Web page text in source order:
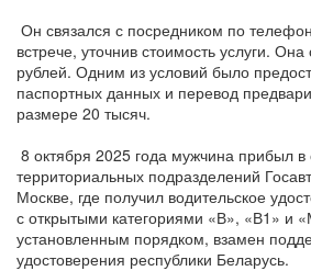
Он связался с посредником по
встрече, уточнив стоимость услуги.
рублей. Одним из условий было
паспортных данных и перевод
размере 20 тысяч.
8 октября 2025 года мужчина прибыл в
территориальных подразделений
Москве, где получил водительское
с открытыми категориями «В», «В1» и
установленным порядком, взамен
удостоверения республики Беларусь.